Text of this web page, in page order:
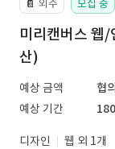
📔 외주 모집 중
미리캔버스 웹/
산)
예상 금액
협
예상 기간
디자인
웹 외 1개